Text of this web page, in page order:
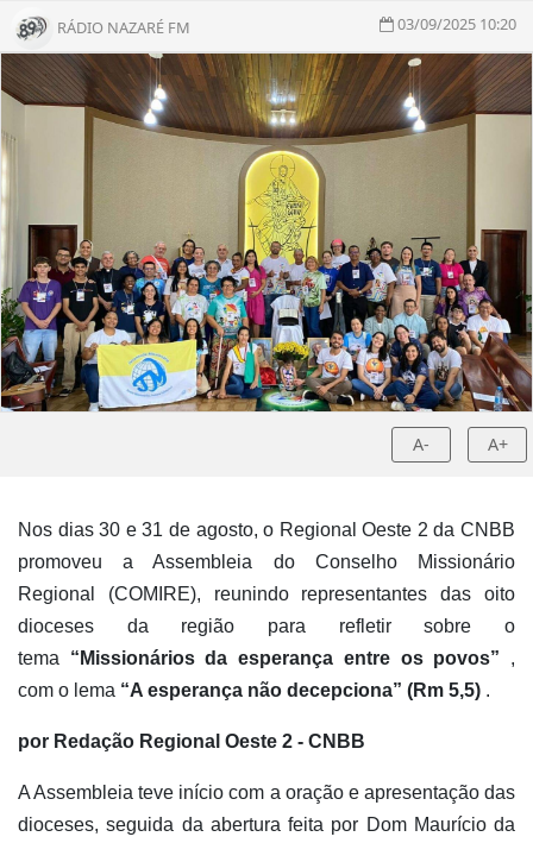
RÁDIO NAZARÉ FM 03/09/2025 10:20
A- A+
Nos dias 30 e 31 de agosto, o Regional Oeste 2 da CNBB
promoveu a Assembleia do Conselho Missionário
Regional (COMIRE), reunindo representantes das oito
dioceses da região para refletir sobre o
tema “Missionários da esperança entre os povos” ,
com o lema “A esperança não decepciona” (Rm 5,5) .
por Redação Regional Oeste 2 - CNBB
A Assembleia teve início com a oração e apresentação das
dioceses, seguida da abertura feita por Dom Maurício da